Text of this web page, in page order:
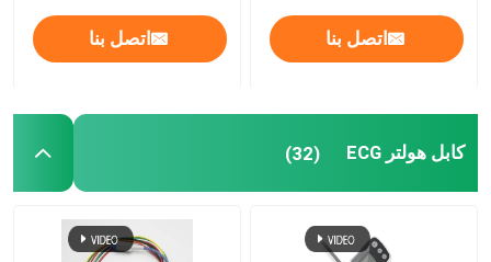
اتصل بنا اتصل بنا
كابل هولتر ECG (32)